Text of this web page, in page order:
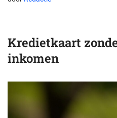
Kredietkaart
inkomen